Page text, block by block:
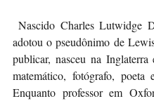
Nascido Charles Lutwidge
adotou o pseudônimo de
publicar, nasceu na
matemático, fotógrafo, poeta
Enquanto professor em